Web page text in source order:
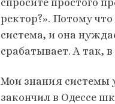
спросите простого
ректор?». Потому
система, и она
срабатывает. А так,
Мои знания системы
закончил в Одессе